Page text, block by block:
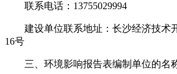
联系电话：13755029994
建设单位联系地址：长沙经济技术
16号
三、环境影响报告表编制单位的名